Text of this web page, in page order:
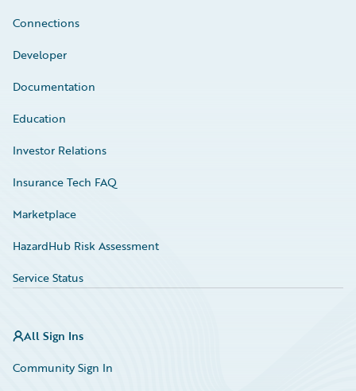
Connections
Developer
Documentation
Education
Investor Relations
Insurance Tech FAQ
Marketplace
HazardHub Risk Assessment
Service Status
All Sign Ins
Community Sign In